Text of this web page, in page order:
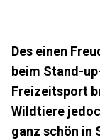
Des einen
beim Stand-
Freizeitsport
Wildtiere
ganz schön in